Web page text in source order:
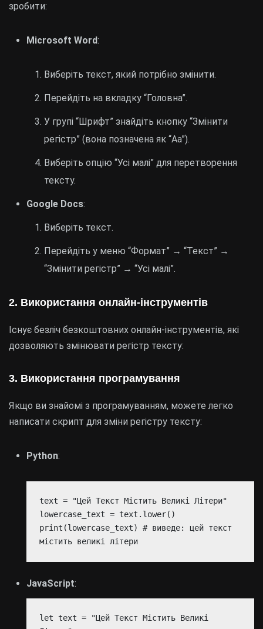
зробити:
Microsoft Word:
Виберіть текст, який потрібно змінити.
Перейдіть на вкладку “Головна”.
У групі “Шрифт” знайдіть кнопку “Змінити
регістр” (вона позначена як “Aa”).
Виберіть опцію “Усі малі” для перетворення
тексту.
Google Docs:
Виберіть текст.
Перейдіть у меню “Формат” → “Текст” →
“Змінити регістр” → “Усі малі”.
2. Використання онлайн-інструментів
Існує безліч безкоштовних онлайн-інструментів, які
дозволяють змінювати регістр тексту:
3. Використання програмування
Якщо ви знайомі з програмуванням, можете легко
написати скрипт для зміни регістру тексту:
Python:
text = "Цей Текст Містить Великі Літери"
lowercase_text = text.lower()
print(lowercase_text) # виведе: цей текст
містить великі літери
JavaScript:
let text = "Цей Текст Містить Великі